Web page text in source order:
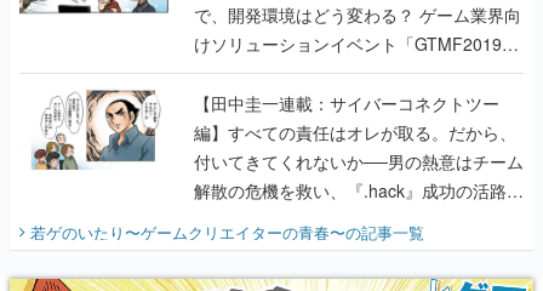
で、開発環境はどう変わる？ ゲーム業界向
けソリューションイベント「GTMF2019」
に行って、より理解を深めよう【PR】
【田中圭一連載：サイバーコネクトツー
編】すべての責任はオレが取る。だから、
付いてきてくれないか──男の熱意はチーム
解散の危機を救い、『.hack』成功の活路を
『少年ジャンプ』色だった【若ゲのいた
り】
若ゲのいたり〜ゲームクリエイターの青春〜の記事一覧